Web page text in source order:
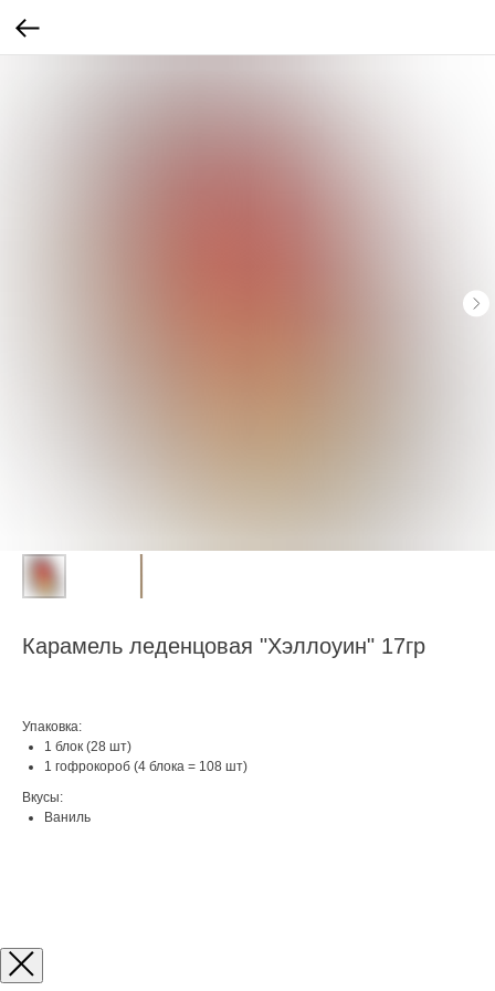
Карамель леденцовая "Хэллоуин" 17гр
Упаковка:
1 блок (28 шт)
1 гофрокороб (4 блока = 108 шт)
Вкусы:
Ваниль